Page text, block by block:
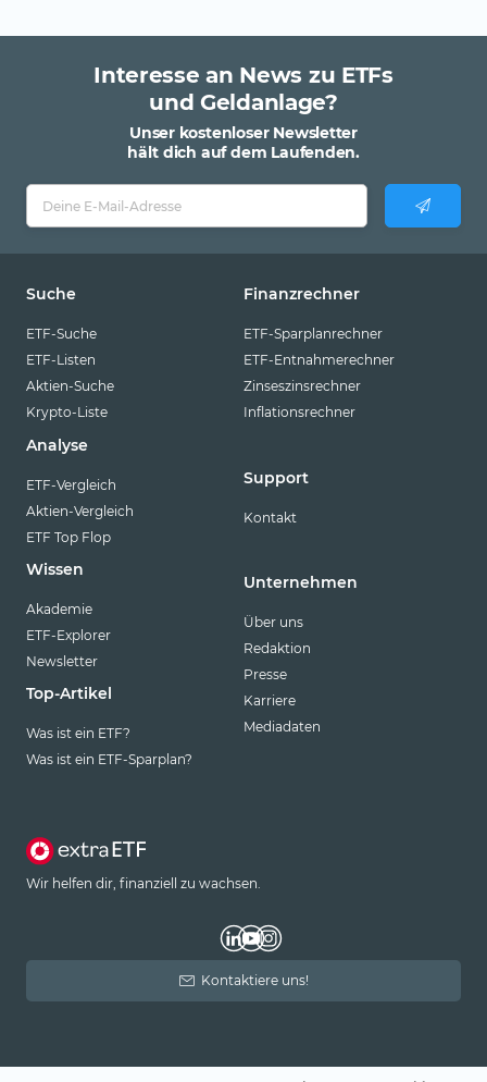
Interesse an News zu ETFs
und Geldanlage?
Unser kostenloser Newsletter
hält dich auf dem Laufenden.
Suche
ETF-Suche
ETF-Listen
Aktien-Suche
Krypto-Liste
Analyse
ETF-Vergleich
Aktien-Vergleich
ETF Top Flop
Wissen
Akademie
ETF-Explorer
Newsletter
Top-Artikel
Was ist ein ETF?
Was ist ein ETF-Sparplan?
Finanzrechner
ETF-Sparplanrechner
ETF-Entnahmerechner
Zinseszinsrechner
Inflationsrechner
Support
Kontakt
Unternehmen
Über uns
Redaktion
Presse
Karriere
Mediadaten
Wir helfen dir, finanziell zu wachsen.
Kontaktiere uns!